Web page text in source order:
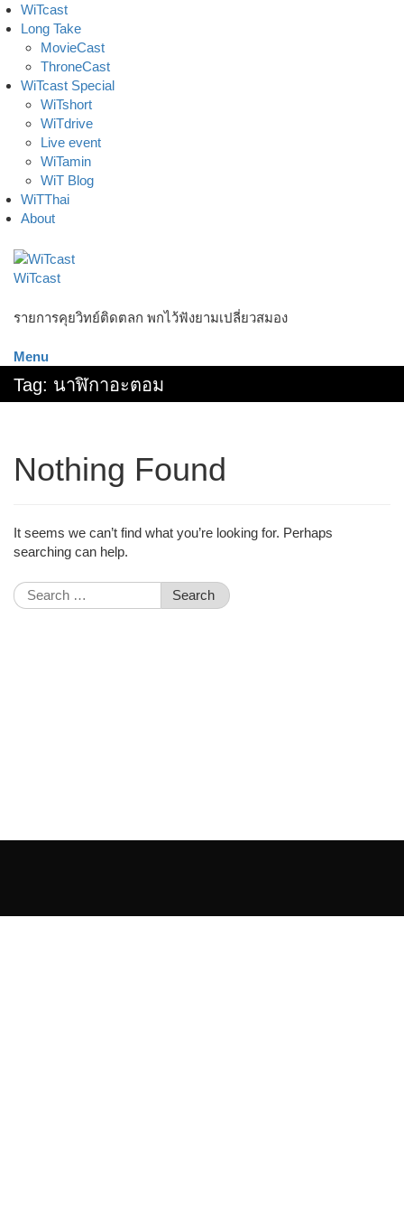
Skip
to
content
WiTcast
Long Take
MovieCast
ThroneCast
WiTcast Special
WiTshort
WiTdrive
Live event
WiTamin
WiT Blog
WiTThai
About
WiTcast
รายการคุยวิทย์ติดตลก พกไว้ฟังยามเปลี่ยวสมอง
Menu
Tag: นาฬิกาอะตอม
Nothing Found
It seems we can’t find what you’re looking for. Perhaps
searching can help.
Search
for: